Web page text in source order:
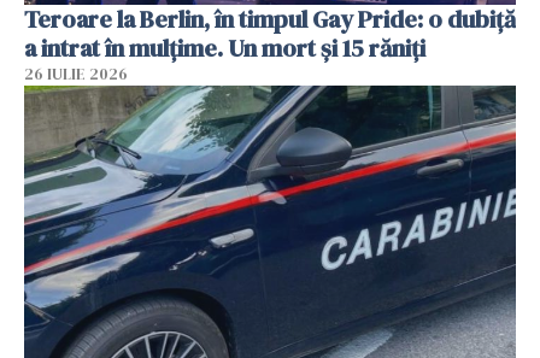
Teroare la Berlin, în timpul Gay Pride: o dubiță
a intrat în mulțime. Un mort și 15 răniți
26 IULIE 2026